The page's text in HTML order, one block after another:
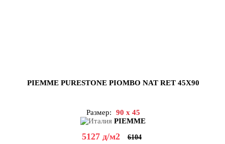
PIEMME PURESTONE PIOMBO NAT RET 45X90
Размер:
90 x 45
PIEMME
5127 д/м2 6104